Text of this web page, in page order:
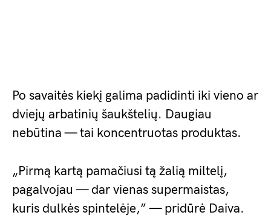
Po savaitės kiekį galima padidinti iki vieno ar
dviejų arbatinių šaukštelių. Daugiau
nebūtina — tai koncentruotas produktas.
„Pirmą kartą pamačiusi tą žalią miltelį,
pagalvojau — dar vienas supermaistas,
kuris dulkės spintelėje,” — pridūrė Daiva.